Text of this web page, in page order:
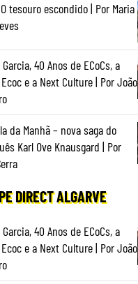
tesouro escondido | Por Maria
40 Anos de ECoCs, a
e a Next Culture | Por João
da Manhã – nova saga do
Karl Ove Knausgard | Por
DIRECT ALGARVE
40 Anos de ECoCs, a
e a Next Culture | Por João